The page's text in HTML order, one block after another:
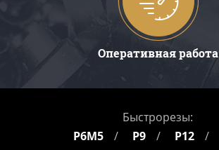
Оперативная работа
Быстрорезы:
Р6М5
Р9 Р12